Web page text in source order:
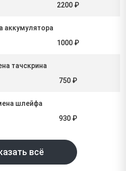
2200 ₽
аккумулятора
1000 ₽
тачскрина
750 ₽
шлейфа
930 ₽
всё